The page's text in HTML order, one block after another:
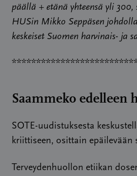
päällä + etänä yhteensä yli 300,
HUSin Mikko Seppäsen
keskeiset Suomen harvinais- ja
Saammeko edelleen
SOTE-uudistuksesta
kriittiseen, osittain epäilevään
Terveydenhuollon etiikan